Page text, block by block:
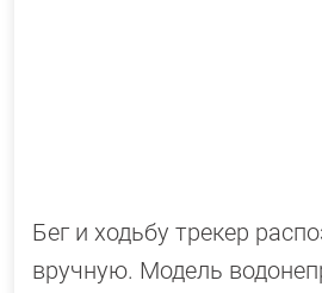
Бег и ходьбу трекер
вручную. Модель